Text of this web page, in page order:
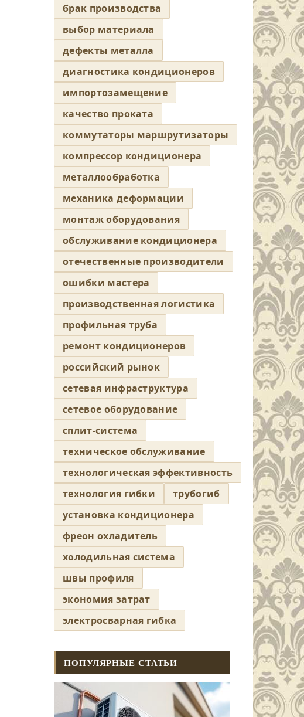
брак производства
выбор материала
дефекты металла
диагностика кондиционеров
импортозамещение
качество проката
коммутаторы маршрутизаторы
компрессор кондиционера
металлообработка
механика деформации
монтаж оборудования
обслуживание кондиционера
отечественные производители
ошибки мастера
производственная логистика
профильная труба
ремонт кондиционеров
российский рынок
сетевая инфраструктура
сетевое оборудование
сплит-система
техническое обслуживание
технологическая эффективность
технология гибки
трубогиб
установка кондиционера
фреон охладитель
холодильная система
швы профиля
экономия затрат
электросварная гибка
ПОПУЛЯРНЫЕ СТАТЬИ